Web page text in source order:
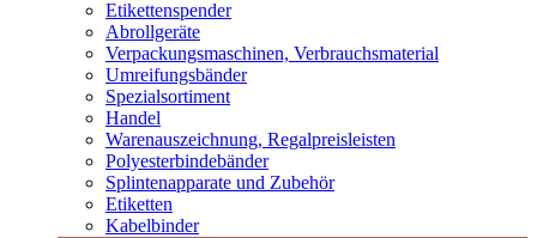
Etikettenspender
Abrollgeräte
Verpackungsmaschinen, Verbrauchsmaterial
Umreifungsbänder
Spezialsortiment
Handel
Warenauszeichnung, Regalpreisleisten
Polyesterbindebänder
Splintenapparate und Zubehör
Etiketten
Kabelbinder